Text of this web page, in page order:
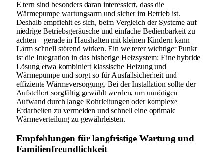
Eltern sind besonders daran interessiert, dass die
Wärmepumpe wartungsarm und sicher im Betrieb ist.
Deshalb empfiehlt es sich, beim Vergleich der Systeme auf
niedrige Betriebsgeräusche und einfache Bedienbarkeit zu
achten – gerade in Haushalten mit kleinen Kindern kann
Lärm schnell störend wirken. Ein weiterer wichtiger Punkt
ist die Integration in das bisherige Heizsystem: Eine hybride
Lösung etwa kombiniert klassische Heizung und
Wärmepumpe und sorgt so für Ausfallsicherheit und
effiziente Wärmeversorgung. Bei der Installation sollte der
Aufstellort sorgfältig gewählt werden, um unnötigen
Aufwand durch lange Rohrleitungen oder komplexe
Erdarbeiten zu vermeiden und schnell eine optimale
Wärmeverteilung zu gewährleisten.
Empfehlungen für langfristige Wartung und
Familienfreundlichkeit